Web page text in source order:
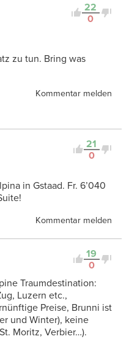
22
0
zu tun. Bring was
Kommentar melden
21
0
in Gstaad. Fr. 6’040
Kommentar melden
19
0
Traumdestination:
Luzern etc.,
Preise, Brunni ist
und Winter), keine
Moritz, Verbier…).